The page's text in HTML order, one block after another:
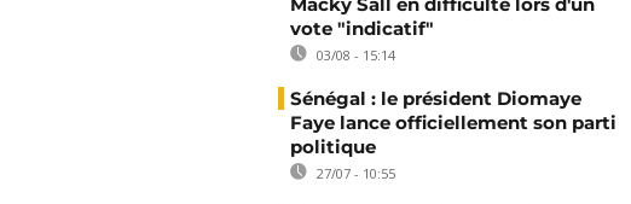
vote "indicatif"
03/08 - 15:14
Sénégal : le président Diomaye
Faye lance officiellement son parti
politique
27/07 - 10:55